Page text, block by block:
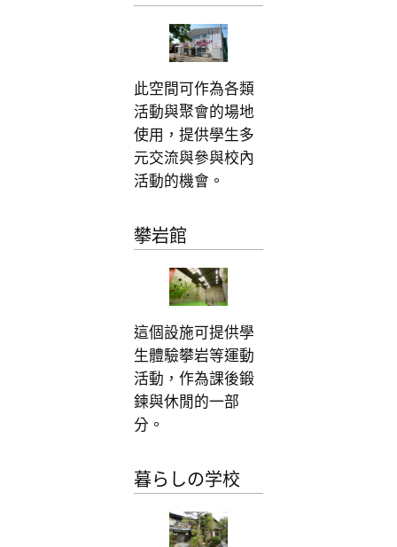
此空間可作為各類
活動與聚會的場地
使用，提供學生多
元交流與參與校內
活動的機會。
攀岩館
這個設施可提供學
生體驗攀岩等運動
活動，作為課後鍛
鍊與休閒的一部
分。
暮らしの学校